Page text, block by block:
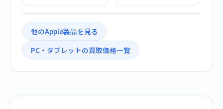
他のApple製品を見る
PC・タブレットの買取価格一覧